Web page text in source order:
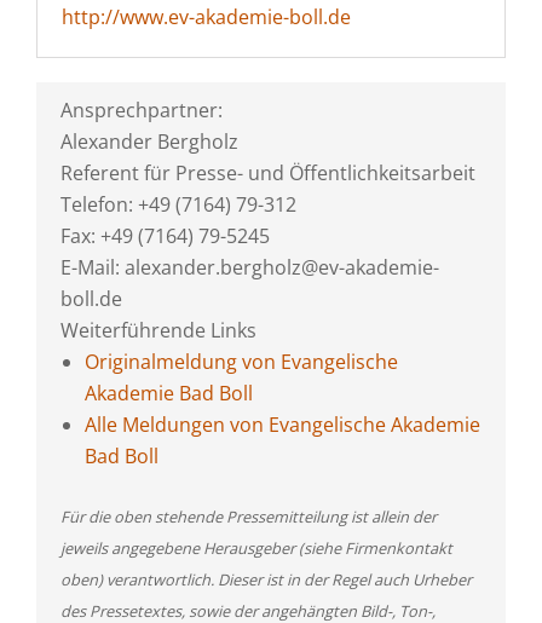
http://www.ev-akademie-boll.de
Ansprechpartner:
Alexander Bergholz
Referent für Presse- und Öffentlichkeitsarbeit
Telefon: +49 (7164) 79-312
Fax: +49 (7164) 79-5245
E-Mail: alexander.bergholz@ev-akademie-
boll.de
Weiterführende Links
Originalmeldung von Evangelische
Akademie Bad Boll
Alle Meldungen von Evangelische Akademie
Bad Boll
Für die oben stehende Pressemitteilung ist allein der
jeweils angegebene Herausgeber (siehe Firmenkontakt
oben) verantwortlich. Dieser ist in der Regel auch Urheber
des Pressetextes, sowie der angehängten Bild-, Ton-,